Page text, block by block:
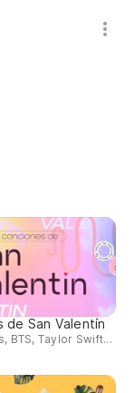
de San Valentín
BTS, Taylor Swift...